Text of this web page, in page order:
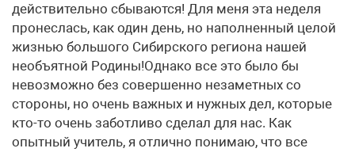
действительно сбываются! Для меня эта неделя
пронеслась, как один день, но наполненный целой
жизнью большого Сибирского региона нашей
необъятной Родины!Однако все это было бы
невозможно без совершенно незаметных со
стороны, но очень важных и нужных дел, которые
кто-то очень заботливо сделал для нас. Как
опытный учитель, я отлично понимаю, что все